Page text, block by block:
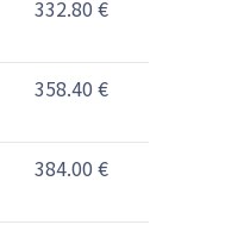
332.80 €
358.40 €
384.00 €